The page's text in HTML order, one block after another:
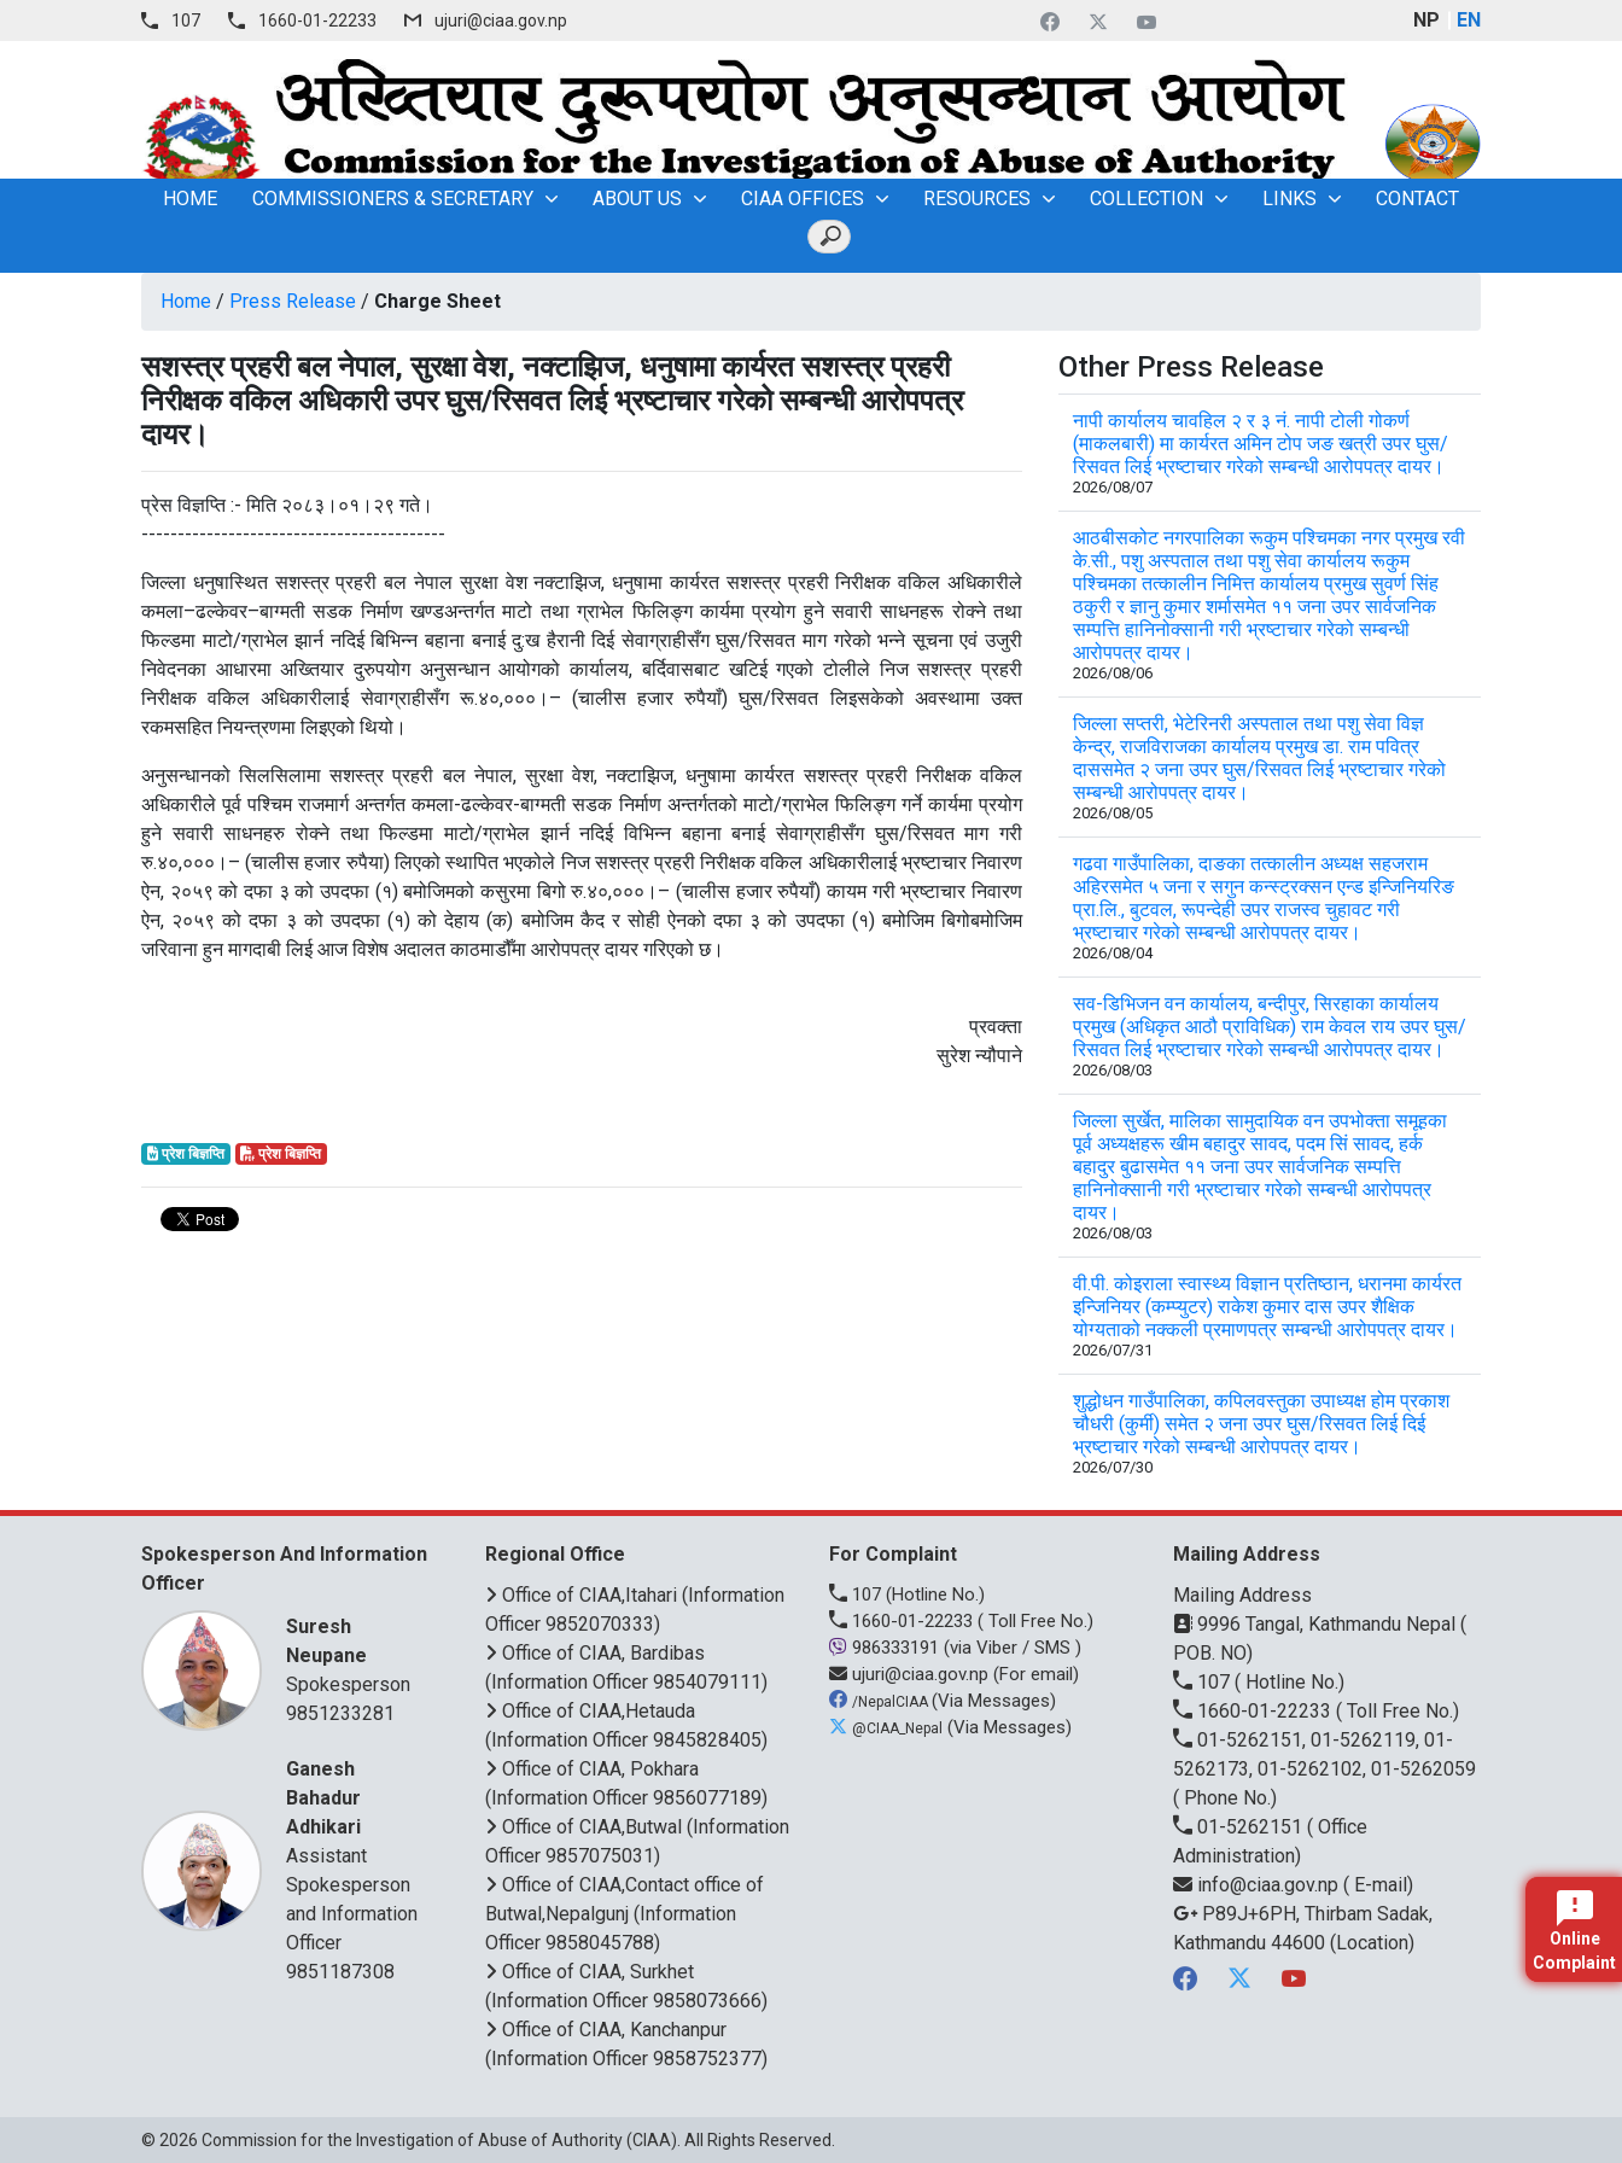
Online
Complaint
107 1660-01-22233 ujuri@ciaa.gov.np NP EN
HOME COMMISSIONERS & SECRETARY ABOUT US CIAA OFFICES RESOURCES COLLECTION LINKS CONTACT
Home / Press Release / Charge Sheet
सशस्त्र प्रहरी बल नेपाल, सुरक्षा वेश, नक्टाझिज, धनुषामा कार्यरत सशस्त्र प्रहरी
निरीक्षक वकिल अधिकारी उपर घुस/रिसवत लिई भ्रष्टाचार गरेको सम्बन्धी आरोपपत्र
दायर।
प्रेस विज्ञप्‍ति :- मिति २०८३।०१।२९ गते।
------------------------------------------
जिल्ला धनुषास्थित सशस्त्र प्रहरी बल नेपाल सुरक्षा वेश नक्टाझिज, धनुषामा कार्यरत सशस्त्र प्रहरी निरीक्षक वकिल अधिकारीले
कमला–ढल्केवर–बाग्मती सडक निर्माण खण्डअन्तर्गत माटो तथा ग्राभेल फिलिङ्ग कार्यमा प्रयोग हुने सवारी साधनहरू रोक्ने तथा
फिल्डमा माटो/ग्राभेल झार्न नदिई बिभिन्न बहाना बनाई दु:ख हैरानी दिई सेवाग्राहीसँग घुस/रिसवत माग गरेको भन्ने सूचना एवं उजुरी
निवेदनका आधारमा अख्तियार दुरुपयोग अनुसन्धान आयोगको कार्यालय, बर्दिवासबाट खटिई गएको टोलीले निज सशस्त्र प्रहरी
निरीक्षक वकिल अधिकारीलाई सेवाग्राहीसँग रू.४०,०००।– (चालीस हजार रुपैयाँ) घुस/रिसवत लिइसकेको अवस्थामा उक्त
रकमसहित नियन्त्रणमा लिइएको थियो।
अनुसन्धानको सिलसिलामा सशस्त्र प्रहरी बल नेपाल, सुरक्षा वेश, नक्टाझिज, धनुषामा कार्यरत सशस्त्र प्रहरी निरीक्षक वकिल
अधिकारीले पूर्व पश्चिम राजमार्ग अन्तर्गत कमला-ढल्केवर-बाग्मती सडक निर्माण अन्तर्गतको माटो/ग्राभेल फिलिङ्ग गर्ने कार्यमा प्रयोग
हुने सवारी साधनहरु रोक्ने तथा फिल्डमा माटो/ग्राभेल झार्न नदिई विभिन्न बहाना बनाई सेवाग्राहीसँग घुस/रिसवत माग गरी
रु.४०,०००।– (चालीस हजार रुपैया) लिएको स्थापित भएकोले निज सशस्त्र प्रहरी निरीक्षक वकिल अधिकारीलाई भ्रष्टाचार निवारण
ऐन, २०५९ को दफा ३ को उपदफा (१) बमोजिमको कसुरमा बिगो रु.४०,०००।– (चालीस हजार रुपैयाँ) कायम गरी भ्रष्टाचार निवारण
ऐन, २०५९ को दफा ३ को उपदफा (१) को देहाय (क) बमोजिम कैद र सोही ऐनको दफा ३ को उपदफा (१) बमोजिम बिगोबमोजिम
जरिवाना हुन मागदाबी लिई आज विशेष अदालत काठमाडौँमा आरोपपत्र दायर गरिएको छ।
प्रवक्ता
सुरेश न्यौपाने
प्रेश बिज्ञप्ति प्रेश बिज्ञप्ति
Other Press Release
नापी कार्यालय चावहिल २ र ३ नं. नापी टोली गोकर्ण
(माकलबारी) मा कार्यरत अमिन टोप जङ खत्री उपर घुस/
रिसवत लिई भ्रष्टाचार गरेको सम्बन्धी आरोपपत्र दायर।
2026/08/07
आठबीसकोट नगरपालिका रूकुम पश्चिमका नगर प्रमुख रवी
के.सी., पशु अस्पताल तथा पशु सेवा कार्यालय रूकुम
पश्चिमका तत्कालीन निमित्त कार्यालय प्रमुख सुवर्ण सिंह
ठकुरी र ज्ञानु कुमार शर्मासमेत ११ जना उपर सार्वजनिक
सम्पत्ति हानिनोक्सानी गरी भ्रष्टाचार गरेको सम्बन्धी
आरोपपत्र दायर।
2026/08/06
जिल्ला सप्तरी, भेटेरिनरी अस्पताल तथा पशु सेवा विज्ञ
केन्द्र, राजविराजका कार्यालय प्रमुख डा. राम पवित्र
दाससमेत २ जना उपर घुस/रिसवत लिई भ्रष्टाचार गरेको
सम्बन्धी आरोपपत्र दायर।
2026/08/05
गढवा गाउँपालिका, दाङका तत्कालीन अध्यक्ष सहजराम
अहिरसमेत ५ जना र सगुन कन्स्ट्रक्सन एन्ड इन्जिनियरिङ
प्रा.लि., बुटवल, रूपन्देही उपर राजस्व चुहावट गरी
भ्रष्टाचार गरेको सम्बन्धी आरोपपत्र दायर।
2026/08/04
सव-डिभिजन वन कार्यालय, बन्दीपुर, सिरहाका कार्यालय
प्रमुख (अधिकृत आठौ प्राविधिक) राम केवल राय उपर घुस/
रिसवत लिई भ्रष्टाचार गरेको सम्बन्धी आरोपपत्र दायर।
2026/08/03
जिल्ला सुर्खेत, मालिका सामुदायिक वन उपभोक्ता समूहका
पूर्व अध्यक्षहरू खीम बहादुर सावद, पदम सिं सावद, हर्क
बहादुर बुढासमेत ११ जना उपर सार्वजनिक सम्पत्ति
हानिनोक्सानी गरी भ्रष्टाचार गरेको सम्बन्धी आरोपपत्र
दायर।
2026/08/03
वी.पी. कोइराला स्वास्थ्य विज्ञान प्रतिष्ठान, धरानमा कार्यरत
इन्जिनियर (कम्प्युटर) राकेश कुमार दास उपर शैक्षिक
योग्यताको नक्कली प्रमाणपत्र सम्बन्धी आरोपपत्र दायर।
2026/07/31
शुद्धोधन गाउँपालिका, कपिलवस्तुका उपाध्यक्ष होम प्रकाश
चौधरी (कुर्मी) समेत २ जना उपर घुस/रिसवत लिई दिई
भ्रष्टाचार गरेको सम्बन्धी आरोपपत्र दायर।
2026/07/30
Spokesperson And Information
Officer
Suresh
Neupane
Spokesperson
9851233281
Ganesh
Bahadur
Adhikari
Assistant
Spokesperson
and Information
Officer
9851187308
Regional Office
Office of CIAA,Itahari (Information
Officer 9852070333)
Office of CIAA, Bardibas
(Information Officer 9854079111)
Office of CIAA,Hetauda
(Information Officer 9845828405)
Office of CIAA, Pokhara
(Information Officer 9856077189)
Office of CIAA,Butwal (Information
Officer 9857075031)
Office of CIAA,Contact office of
Butwal,Nepalgunj (Information
Officer 9858045788)
Office of CIAA, Surkhet
(Information Officer 9858073666)
Office of CIAA, Kanchanpur
(Information Officer 9858752377)
For Complaint
107 (Hotline No.)
1660-01-22233 ( Toll Free No.)
986333191 (via Viber / SMS )
ujuri@ciaa.gov.np (For email)
/NepalCIAA (Via Messages)
@CIAA_Nepal (Via Messages)
Mailing Address
Mailing Address
9996 Tangal, Kathmandu Nepal (
POB. NO)
107 ( Hotline No.)
1660-01-22233 ( Toll Free No.)
01-5262151, 01-5262119, 01-
5262173, 01-5262102, 01-5262059
( Phone No.)
01-5262151 ( Office
Administration)
info@ciaa.gov.np ( E-mail)
P89J+6PH, Thirbam Sadak,
Kathmandu 44600 (Location)
© 2026 Commission for the Investigation of Abuse of Authority (CIAA) . All Rights Reserved.